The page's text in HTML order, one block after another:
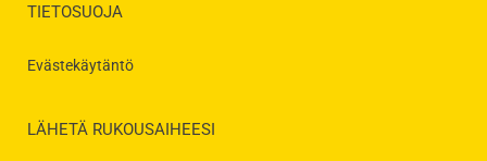
TIETOSUOJA
Evästekäytäntö
LÄHETÄ RUKOUSAIHEESI